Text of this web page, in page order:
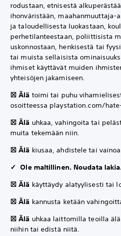
rodustaan, etnisestä
ihonväristään, maahanmuuttaja-
ja taloudellisesta luokastaan,
perhetilanteestaan, poliittisista
uskonnostaan, henkisestä tai
tai muista sellaisista
ihmiset käyttävät muiden
yhteisöjen jakamiseen.
☒ Älä toimi tai puhu
osoitteessa playstation.com/
☒ Älä uhkaa, vahingoita tai
muita tekemään niin.
☒ Älä kiusaa, ahdistele tai
✓ Ole maltillinen. Noudata
☒ Älä käyttäydy alatyylisesti tai
☒ Älä kannusta ketään
☒ Älä uhkaa laittomilla teoilla
niihin tai edistä niitä.